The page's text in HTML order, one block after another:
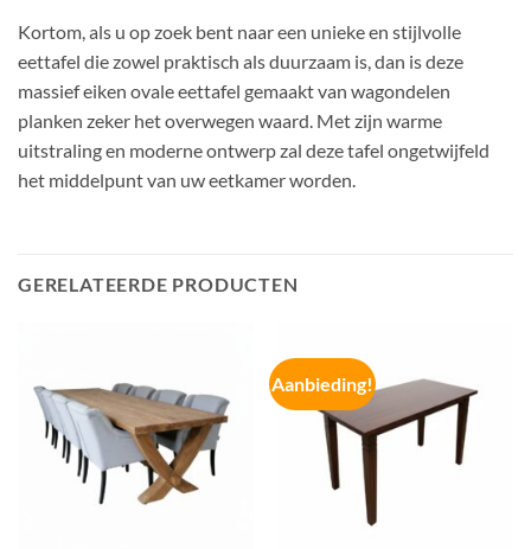
Kortom, als u op zoek bent naar een unieke en stijlvolle
eettafel die zowel praktisch als duurzaam is, dan is deze
massief eiken ovale eettafel gemaakt van wagondelen
planken zeker het overwegen waard. Met zijn warme
uitstraling en moderne ontwerp zal deze tafel ongetwijfeld
het middelpunt van uw eetkamer worden.
GERELATEERDE PRODUCTEN
Aanbieding!